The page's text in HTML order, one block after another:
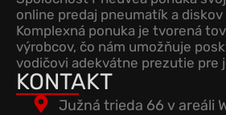
online predaj pneumatík a
Komplexná ponuka je tvorená
výrobcov, čo nám umožňuje
vodičovi adekvátne prezutie pre
KONTAKT
Južná trieda 66 v areáli